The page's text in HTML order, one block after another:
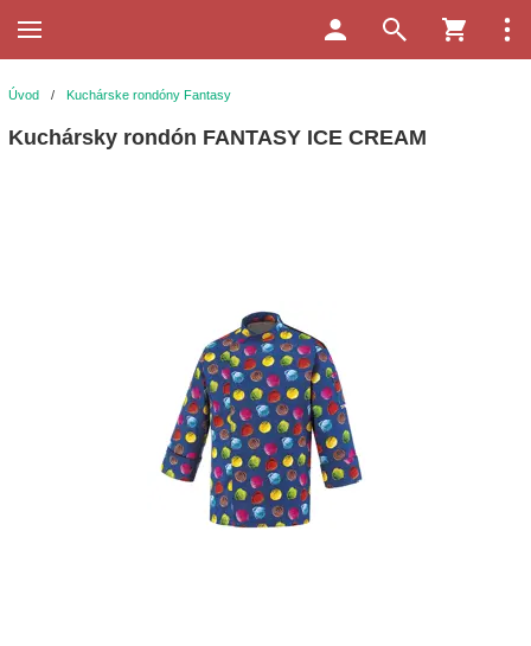
Úvod / Kuchárske rondóny Fantasy
Kuchársky rondón FANTASY ICE CREAM